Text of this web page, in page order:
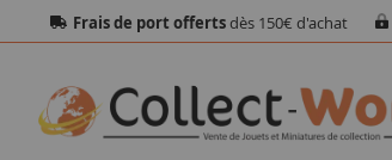
Frais de port offertsdès 150€ d'achat